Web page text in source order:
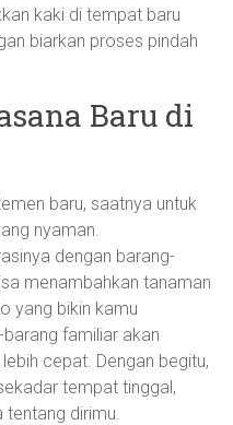
kaki di tempat baru
biarkan proses pindah
Baru di
baru, saatnya untuk
nyaman.
dengan barang-
menambahkan tanaman
yang bikin kamu
familiar akan
cepat. Dengan begitu,
tempat tinggal,
tentang dirimu.